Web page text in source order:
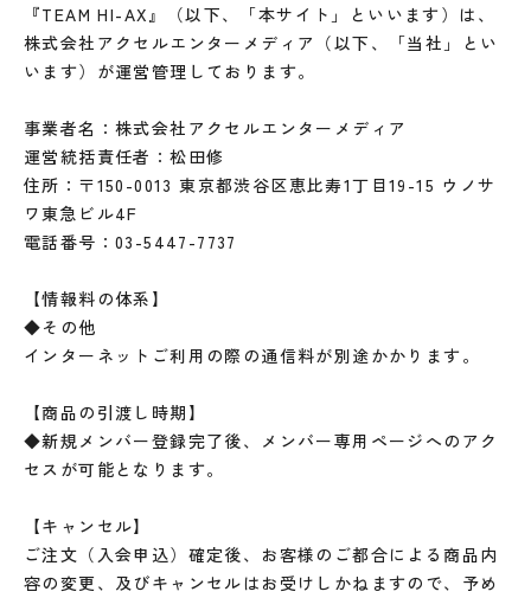
『TEAM HI-AX』（以下、「本サイト」といいます）は、
株式会社アクセルエンターメディア（以下、「当社」とい
います）が運営管理しております。
事業者名：株式会社アクセルエンターメディア
運営統括責任者：松田修
住所：〒150-0013 東京都渋谷区恵比寿1丁目19-15 ウノサ
ワ東急ビル4F
電話番号：03-5447-7737
【情報料の体系】
◆その他
インターネットご利用の際の通信料が別途かかります。
【商品の引渡し時期】
◆新規メンバー登録完了後、メンバー専用ページへのアク
セスが可能となります。
【キャンセル】
ご注文（入会申込）確定後、お客様のご都合による商品内
容の変更、及びキャンセルはお受けしかねますので、予め